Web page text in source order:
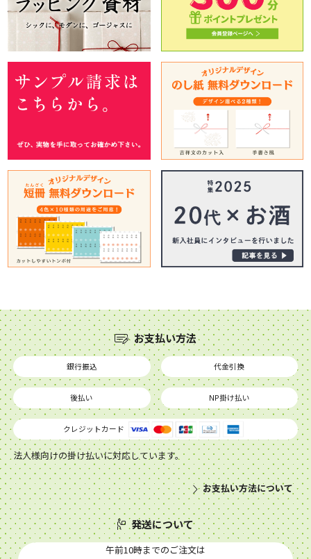
お支払い方法
銀行振込 代金引換
後払い NP掛け払い
クレジットカード
法人様向けの掛け払いに対応しています。
お支払い方法について
発送について
午前10時までのご注文は